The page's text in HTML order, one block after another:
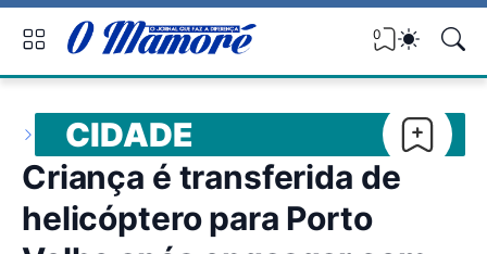
0
CIDADE
Criança é transferida de
helicóptero para Porto